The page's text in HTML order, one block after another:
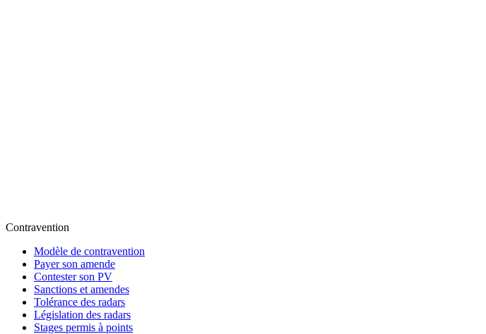
Contravention
Modèle de contravention
Payer son amende
Contester son PV
Sanctions et amendes
Tolérance des radars
Législation des radars
Stages permis à points